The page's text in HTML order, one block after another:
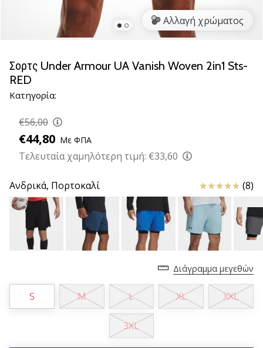
βόλεϊ
όπως
εμείς;
μαζί
μας
πρεσβευτής
μάρκας
μας.
11. 8. 2022
Weplayvolleyball
Πρόγραμμα
Συνεργατών
Αλλαγή χρώματος
Σορτς Under Armour UA Vanish Woven 2in1 Sts-
RED
Κατηγορία:
€56,00
€44,80 Με ΦΠΑ
Τελευταία χαμηλότερη τιμή: €33,60
Ανδρικά, Πορτοκαλί Κριτικές (8)
Διάγραμμα μεγεθών
S M L XL XXL
3XL